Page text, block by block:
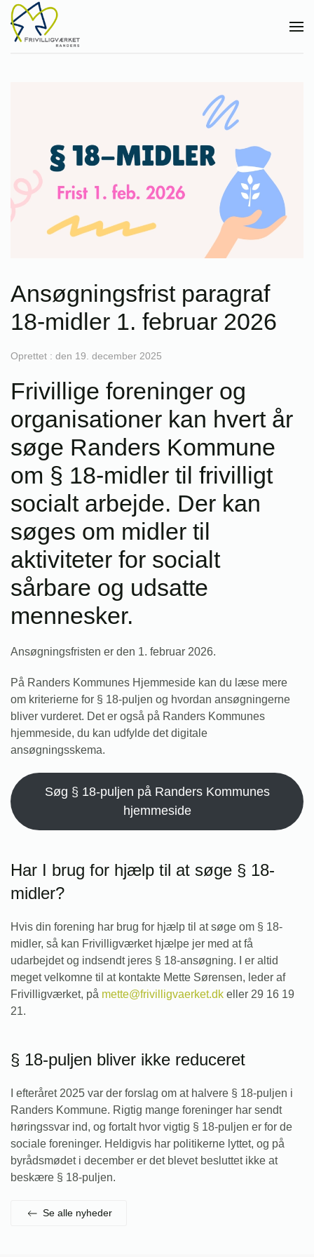
Gå til hovedindhold
Ansøgningsfrist paragraf
18-midler 1. februar 2026
Oprettet : den 19. december 2025
Frivillige foreninger og
organisationer kan hvert år
søge Randers Kommune
om § 18-midler til frivilligt
socialt arbejde. Der kan
søges om midler til
aktiviteter for socialt
sårbare og udsatte
mennesker.
Ansøgningsfristen er den 1. februar 2026.
På Randers Kommunes Hjemmeside kan du læse mere
om kriterierne for § 18-puljen og hvordan ansøgningerne
bliver vurderet. Det er også på Randers Kommunes
hjemmeside, du kan udfylde det digitale
ansøgningsskema.
Søg § 18-puljen på Randers Kommunes
hjemmeside
Har I brug for hjælp til at søge § 18-
midler?
Hvis din forening har brug for hjælp til at søge om § 18-
midler, så kan Frivilligværket hjælpe jer med at få
udarbejdet og indsendt jeres § 18-ansøgning. I er altid
meget velkomne til at kontakte Mette Sørensen, leder af
Frivilligværket, på mette@frivilligvaerket.dk eller 29 16 19
21.
§ 18-puljen bliver ikke reduceret
I efteråret 2025 var der forslag om at halvere § 18-puljen i
Randers Kommune. Rigtig mange foreninger har sendt
høringssvar ind, og fortalt hvor vigtig § 18-puljen er for de
sociale foreninger. Heldigvis har politikerne lyttet, og på
byrådsmødet i december er det blevet besluttet ikke at
beskære § 18-puljen.
Se alle nyheder